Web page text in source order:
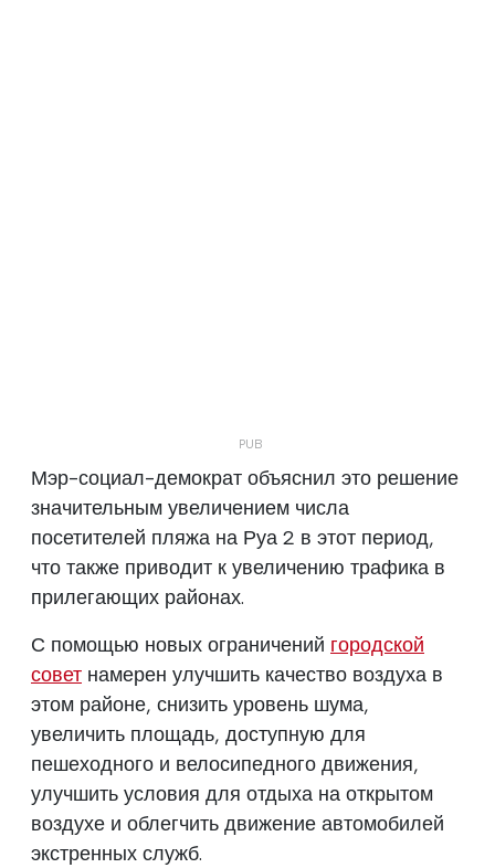
Мэр-социал-демократ объяснил это решение
значительным увеличением числа
посетителей пляжа на Руа 2 в этот период,
что также приводит к увеличению трафика в
прилегающих районах.
С помощью новых ограничений городской
совет намерен улучшить качество воздуха в
этом районе, снизить уровень шума,
увеличить площадь, доступную для
пешеходного и велосипедного движения,
улучшить условия для отдыха на открытом
воздухе и облегчить движение автомобилей
экстренных служб.